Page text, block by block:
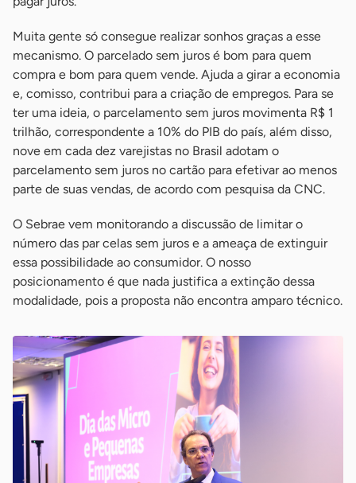
Muita gente só consegue realizar sonhos graças a esse
mecanismo. O parcelado sem juros é bom para quem
compra e bom para quem vende. Ajuda a girar a economia
e, comisso, contribui para a criação de empregos. Para se
ter uma ideia, o parcelamento sem juros movimenta R$ 1
trilhão, correspondente a 10% do PIB do país, além disso,
nove em cada dez varejistas no Brasil adotam o
parcelamento sem juros no cartão para efetivar ao menos
parte de suas vendas, de acordo com pesquisa da CNC.
O Sebrae vem monitorando a discussão de limitar o
número das par celas sem juros e a ameaça de extinguir
essa possibilidade ao consumidor. O nosso
posicionamento é que nada justifica a extinção dessa
modalidade, pois a proposta não encontra amparo técnico.